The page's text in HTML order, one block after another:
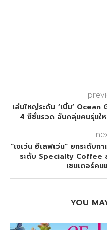
เล่นใหญ่ระดับ ‘เบิ้ม’
4 ซีซั่นรวด จับกลุ่มคนรุ่นใ
“เซเว่น อีเลฟเว่น” ยกระดับ
ระดับ Specialty Coffee
เซนเตอร์คน
YOU